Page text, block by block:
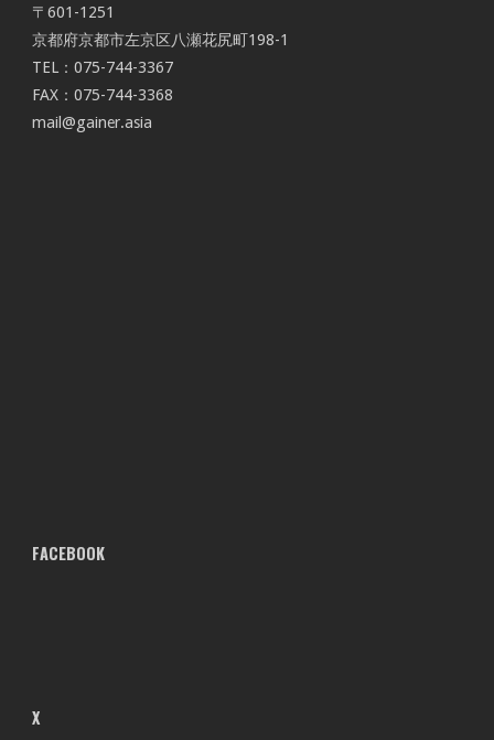
〒601-1251
京都府京都市左京区八瀬花尻町198-1
TEL：075-744-3367
FAX：075-744-3368
mail@gainer.asia
FACEBOOK
X